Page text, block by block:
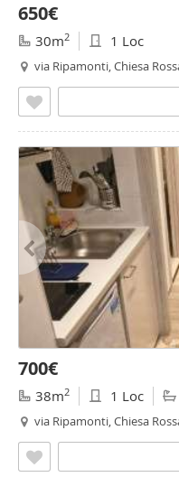
650€
30m2 1 Loc
via Ripamonti, Chiesa
700€
38m2 1 Loc
via Ripamonti, Chiesa